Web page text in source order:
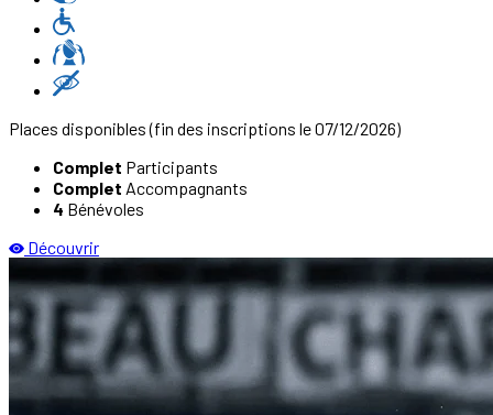
Places disponibles(fin des inscriptions le 07/12/2026)
Complet Participants
Complet Accompagnants
4 Bénévoles
Découvrir